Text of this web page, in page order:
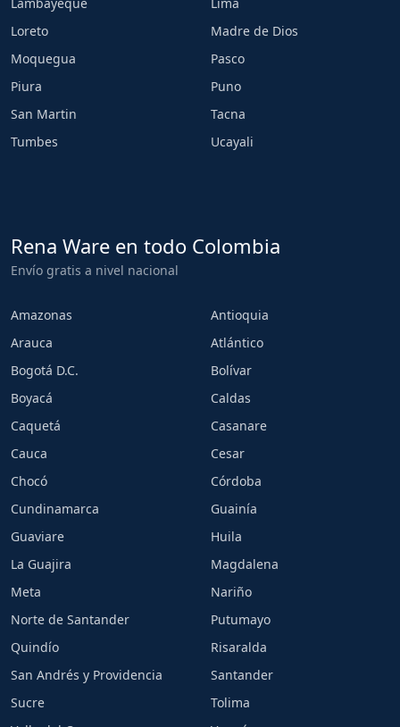
Loreto
Madre de Dios
Moquegua
Pasco
Piura
Puno
San Martin
Tacna
Tumbes
Ucayali
Rena Ware en todo Colombia
Envío gratis a nivel nacional
Amazonas
Antioquia
Arauca
Atlántico
Bogotá D.C.
Bolívar
Boyacá
Caldas
Caquetá
Casanare
Cauca
Cesar
Chocó
Córdoba
Cundinamarca
Guainía
Guaviare
Huila
La Guajira
Magdalena
Meta
Nariño
Norte de Santander
Putumayo
Quindío
Risaralda
San Andrés y Providencia
Santander
Sucre
Tolima